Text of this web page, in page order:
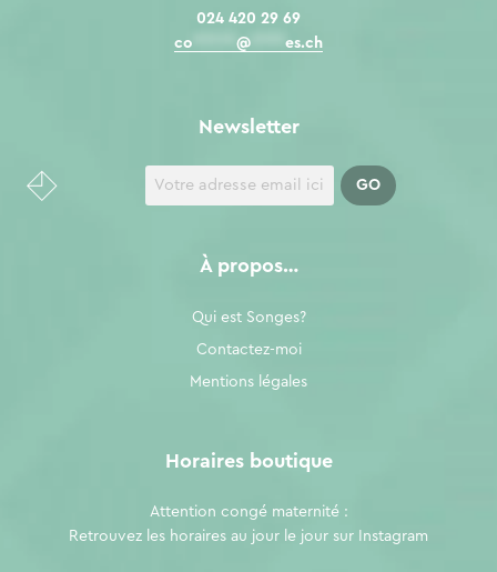
024 420 29 69
co
@ es.ch
À propos…
Qui est Songes?
Contactez-moi
Mentions légales
Newsletter
Horaires boutique
Attention congé maternité :
Retrouvez les horaires au jour le jour sur
Instagram